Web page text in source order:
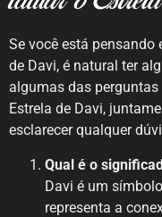
Se você está pensando
de Davi, é natural ter
algumas das
Estrela de Davi,
esclarecer qualquer
Qual é o
Davi é um
representa a